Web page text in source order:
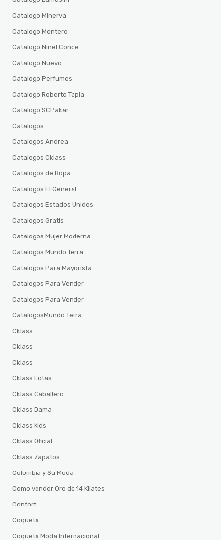
Catalogo Minerva
Catalogo Montero
Catalogo Ninel Conde
Catalogo Nuevo
Catalogo Perfumes
Catalogo Roberto Tapia
Catalogo SCPakar
Catalogos
Catalogos Andrea
Catalogos Cklass
Catalogos de Ropa
Catalogos El General
Catalogos Estados Unidos
Catalogos Gratis
Catalogos Mujer Moderna
Catalogos Mundo Terra
Catalogos Para Mayorista
Catalogos Para Vender
Catalogos Para Vender
CatalogosMundo Terra
Cklass
Cklass
Cklass
Cklass Botas
Cklass Caballero
Cklass Dama
Cklass Kids
Cklass Oficial
Cklass Zapatos
Colombia y Su Moda
Como vender Oro de 14 Kilates
Confort
Coqueta
Coqueta Moda Internacional